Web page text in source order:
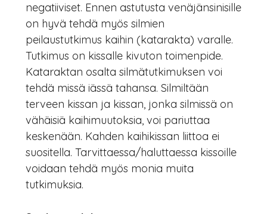
negatiiviset. Ennen astutusta venäjänsinisille
on hyvä tehdä myös silmien
peilaustutkimus kaihin (katarakta) varalle.
Tutkimus on kissalle kivuton toimenpide.
Kataraktan osalta silmätutkimuksen voi
tehdä missä iässä tahansa. Silmiltään
terveen kissan ja kissan, jonka silmissä on
vähäisiä kaihimuutoksia, voi pariuttaa
keskenään. Kahden kaihikissan liittoa ei
suositella. Tarvittaessa/haluttaessa kissoille
voidaan tehdä myös monia muita
tutkimuksia.